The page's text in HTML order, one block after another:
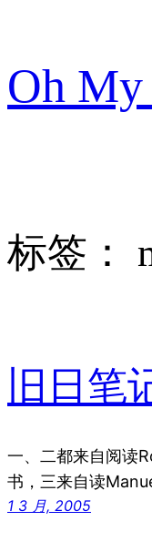
内
容
Oh
标签：
旧日笔
一、二都来自阅读
书，三来自读
1 3 月, 2005